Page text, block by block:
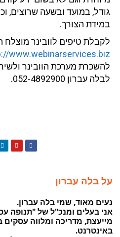
גודל, במועד ובשעה שרוצים,
במידת הצורך.
לקבלת טיפים לוובינר מוצלח
www.webinarservices.biz
להשכרת מערכת הוובינר
לבלה עברון 052-4892900.
על בלה עברון
נעים מאוד, שמי בלה עברון.
אני בעלים ומנכ"ל של "תנופה
מייעצת, מדריכה ומלווה עסקים
באינטרנט.